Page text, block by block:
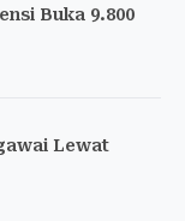
Buka 9.800
Lewat